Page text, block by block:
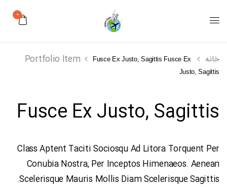
0
خانه Portfolio Item Fusce Ex Justo, Sagittis Fusce Ex
Justo, Sagittis
Fusce Ex Justo, Sagittis
Class Aptent Taciti Sociosqu Ad Litora Torquent Per
Conubia Nostra, Per Inceptos Himenaeos. Aenean
Scelerisque Mauris Mollis Diam Scelerisque Sagittis.